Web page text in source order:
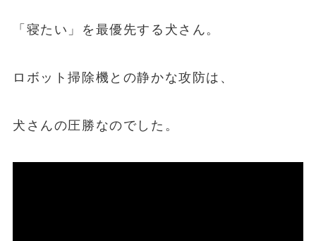
「寝たい」を最優先する犬さん。
ロボット掃除機との静かな攻防は、
犬さんの圧勝なのでした。